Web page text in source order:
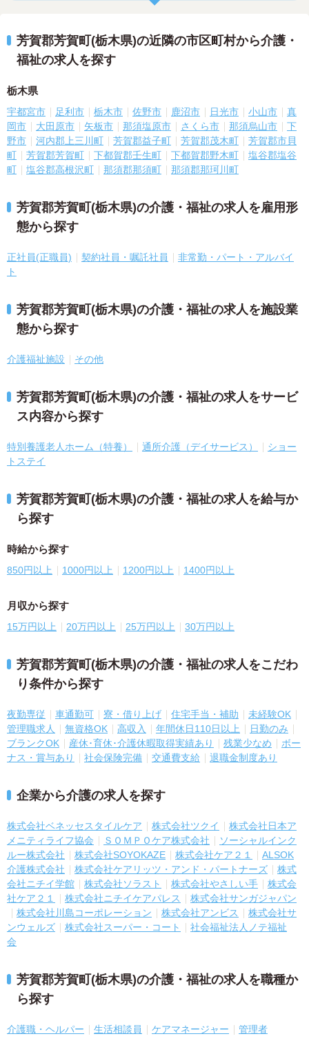
芳賀郡芳賀町(栃木県)の近隣の市区町村から介護・
福祉の求人を探す
栃木県
宇都宮市 足利市 栃木市 佐野市 鹿沼市 日光市 小山市
真
岡市
大田原市 矢板市 那須塩原市 さくら市 那須烏山市
下
野市
河内郡上三川町 芳賀郡益子町 芳賀郡茂木町
芳賀郡市貝
町
芳賀郡芳賀町 下都賀郡壬生町 下都賀郡野木町
塩谷郡塩谷
町
塩谷郡高根沢町 那須郡那須町 那須郡那珂川町
芳賀郡芳賀町(栃木県)の介護・福祉の求人を雇用形
態から探す
正社員(正職員) 契約社員・嘱託社員
非常勤・パート・アルバイ
ト
芳賀郡芳賀町(栃木県)の介護・福祉の求人を施設業
態から探す
介護福祉施設 その他
芳賀郡芳賀町(栃木県)の介護・福祉の求人をサービ
ス内容から探す
特別養護老人ホーム（特養） 通所介護（デイサービス）
ショー
トステイ
芳賀郡芳賀町(栃木県)の介護・福祉の求人を給与か
ら探す
時給から探す
850円以上 1000円以上 1200円以上 1400円以上
月収から探す
15万円以上 20万円以上 25万円以上 30万円以上
芳賀郡芳賀町(栃木県)の介護・福祉の求人をこだわ
り条件から探す
夜勤専従 車通勤可 寮・借り上げ 住宅手当・補助
未経験OK
管理職求人
無資格OK 高収入 年間休日110日以上
日勤のみ
ブランクOK
産休･育休･介護休暇取得実績あり 残業少なめ
ボー
ナス・賞与あり
社会保険完備 交通費支給 退職金制度あり
企業から介護の求人を探す
株式会社ベネッセスタイルケア 株式会社ツクイ
株式会社日本ア
メニティライフ協会
ＳＯＭＰＯケア株式会社
ソーシャルインク
ルー株式会社
株式会社SOYOKAZE 株式会社ケア２１
ALSOK
介護株式会社
株式会社ケアリッツ・アンド・パートナーズ
株式
会社ニチイ学館
株式会社ソラスト 株式会社やさしい手
株式会
社ケア２１
株式会社ニチイケアパレス
株式会社サンガジャパン
株式会社川島コーポレーション
株式会社アンビス
株式会社サ
ンウェルズ
株式会社スーパー・コート
社会福祉法人ノテ福祉
会
芳賀郡芳賀町(栃木県)の介護・福祉の求人を職種か
ら探す
介護職・ヘルパー 生活相談員 ケアマネージャー 管理者